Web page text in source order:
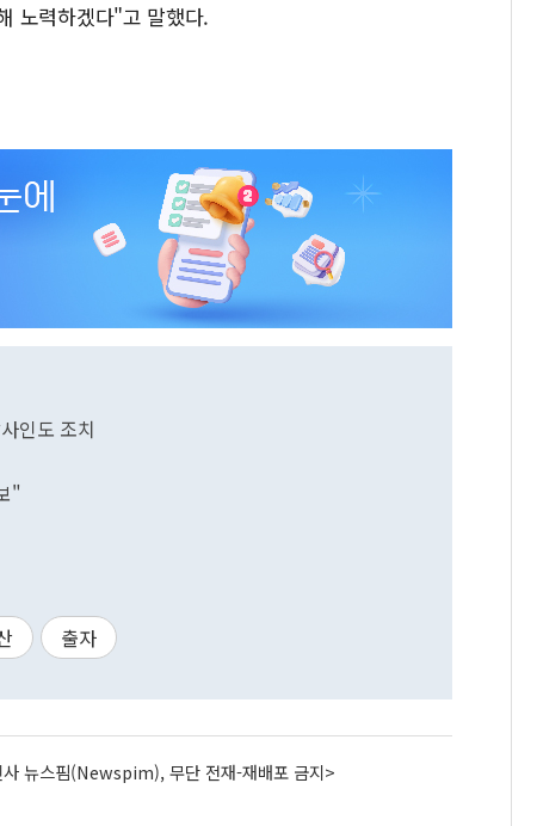
노력하겠다"고 말했다.
인도 조치
"
출자
뉴스핌(Newspim), 무단 전재-재배포 금지>